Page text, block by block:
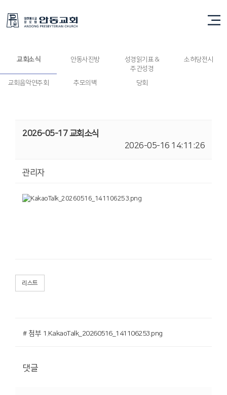
교회소식 안동사진방
성경읽기표 &
주간성경
소허당전시
교회음악연주회 추모의벽 당회
2026-05-17 교회소식
2026-05-16 14:11:26
관리자
리스트
# 첨부 1.KakaoTalk_20260516_141106253.png
댓글